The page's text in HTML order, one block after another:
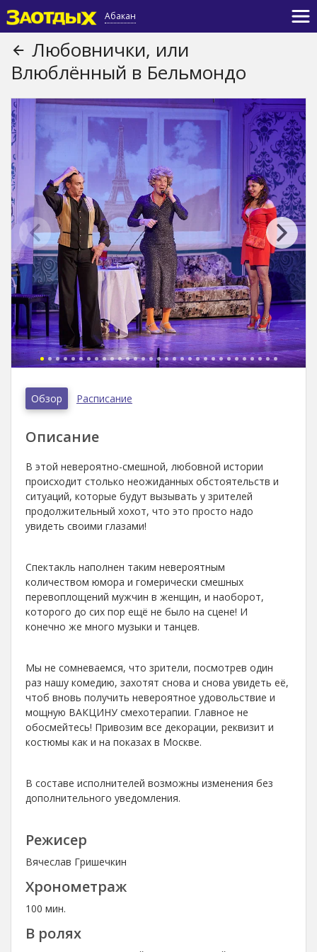
Абакан
Любовнички, или
Влюблённый в Бельмондо
Обзор Расписание
Описание
В этой невероятно-смешной, любовной истории
происходит столько неожиданных обстоятельств и
ситуаций, которые будут вызывать у зрителей
продолжительный хохот, что это просто надо
увидеть своими глазами!
Спектакль наполнен таким невероятным
количеством юмора и гомерически смешных
перевоплощений мужчин в женщин, и наоборот,
которого до сих пор ещё не было на сцене! И
конечно же много музыки и танцев.
Мы не сомневаемся, что зрители, посмотрев один
раз нашу комедию, захотят снова и снова увидеть её,
чтоб вновь получить невероятное удовольствие и
мощную ВАКЦИНУ смехотерапии. Главное не
обосмейтесь! Привозим все декорации, реквизит и
костюмы как и на показах в Москве.
В составе исполнителей возможны изменения без
дополнительного уведомления.
Режисер
Вячеслав Гришечкин
Хронометраж
100 мин.
В ролях